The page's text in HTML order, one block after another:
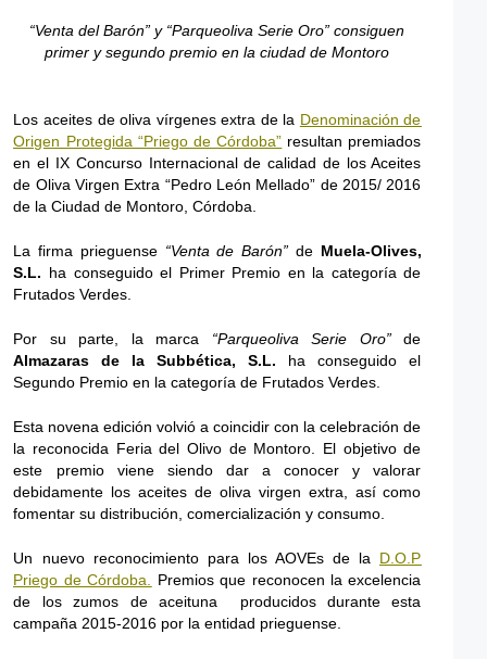
“Venta del Barón” y “Parqueoliva Serie Oro” consiguen
primer y segundo premio en la ciudad de Montoro
Los aceites de oliva vírgenes extra de la Denominación de
Origen Protegida “Priego de Córdoba” resultan premiados
en el IX Concurso Internacional de calidad de los Aceites
de Oliva Virgen Extra “Pedro León Mellado” de 2015/ 2016
de la Ciudad de Montoro, Córdoba.
La firma prieguense “Venta de Barón” de Muela-Olives,
S.L. ha conseguido el Primer Premio en la categoría de
Frutados Verdes.
Por su parte, la marca “Parqueoliva Serie Oro”de
Almazaras de la Subbética, S.L. ha conseguido el
Segundo Premio en la categoría de Frutados Verdes.
Esta novena edición volvió a coincidir con la celebración de
la reconocida Feria del Olivo de Montoro. El objetivo de
este premio viene siendo dar a conocer y valorar
debidamente los aceites de oliva virgen extra, así como
fomentar su distribución, comercialización y consumo.
Un nuevo reconocimiento para los AOVEs de la D.O.P
Priego de Córdoba.
Premios que reconocen la excelencia
de los zumos de aceituna producidos durante esta
campaña 2015-2016 por la entidad prieguense.